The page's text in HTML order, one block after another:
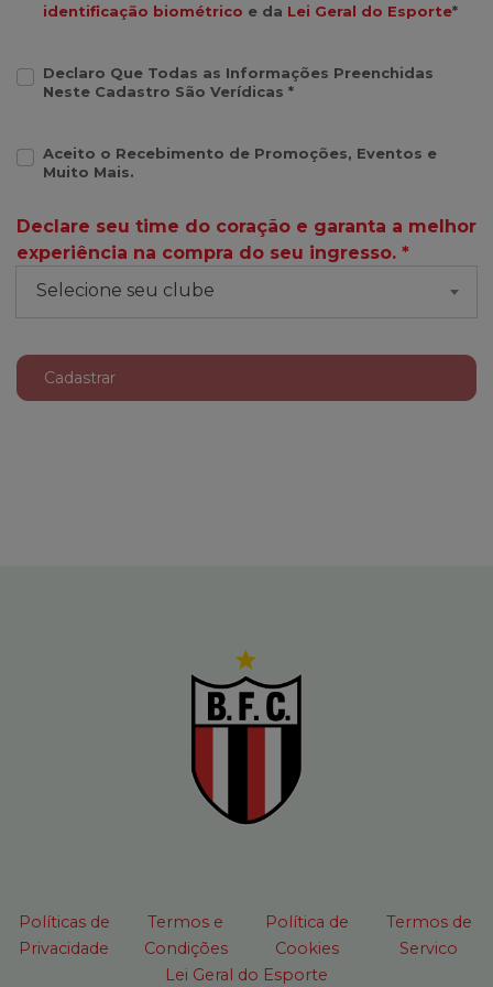
identificação biométrico e da Lei Geral do Esporte*
Declaro Que Todas as Informações Preenchidas
Neste Cadastro São Verídicas *
Aceito o Recebimento de Promoções, Eventos e
Muito Mais.
Declare seu time do coração e garanta a melhor
experiência na compra do seu ingresso. *
Selecione seu clube
Cadastrar
Políticas de
Privacidade
Termos e
Condições
Política de
Cookies
Termos de
Servico
Lei Geral do Esporte